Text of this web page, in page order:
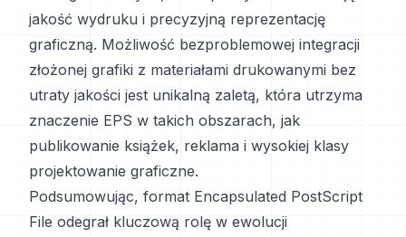
jakość wydruku i precyzyjną reprezentację
graficzną. Możliwość bezproblemowej integracji
złożonej grafiki z materiałami drukowanymi bez
utraty jakości jest unikalną zaletą, która utrzyma
znaczenie EPS w takich obszarach, jak
publikowanie książek, reklama i wysokiej klasy
projektowanie graficzne.
Podsumowując, format Encapsulated PostScript
File odegrał kluczową rolę w ewolucji